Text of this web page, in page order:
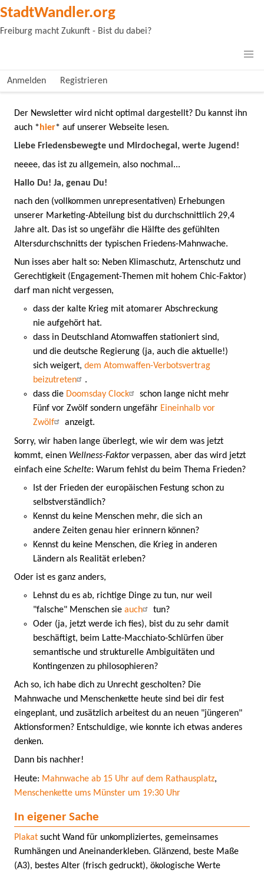
StadtWandler.org
Freiburg macht Zukunft - Bist du dabei?
Anmelden Registrieren
Der Newsletter wird nicht optimal dargestellt? Du kannst ihn
auch * hier* auf unserer Webseite lesen.
Liebe Friedensbewegte und Mirdochegal, werte Jugend!
neeee, das ist zu allgemein, also nochmal...
Hallo Du! Ja, genau Du!
nach den (vollkommen unrepresentativen) Erhebungen
unserer Marketing-Abteilung bist du durchschnittlich 29,4
Jahre alt. Das ist so ungefähr die Hälfte des gefühlten
Altersdurchschnitts der typischen Friedens-Mahnwache.
Nun isses aber halt so: Neben Klimaschutz, Artenschutz und
Gerechtigkeit (Engagement-Themen mit hohem Chic-Faktor)
darf man nicht vergessen,
dass der kalte Krieg mit atomarer Abschreckung
nie aufgehört hat.
dass in Deutschland Atomwaffen stationiert sind,
und die deutsche Regierung (ja, auch die aktuelle!)
sich weigert, dem Atomwaffen-Verbotsvertrag
beizutreten
.
dass die Doomsday Clock
schon lange nicht mehr
Fünf vor Zwölf sondern ungefähr Eineinhalb vor
Zwölf
anzeigt.
Sorry, wir haben lange überlegt, wie wir dem was jetzt
kommt, einen Wellness-Faktorverpassen, aber das wird jetzt
einfach eine Schelte: Warum fehlst du beim Thema Frieden?
Ist der Frieden der europäischen Festung schon zu
selbstverständlich?
Kennst du keine Menschen mehr, die sich an
andere Zeiten genau hier erinnern können?
Kennst du keine Menschen, die Krieg in anderen
Ländern als Realität erleben?
Oder ist es ganz anders,
Lehnst du es ab, richtige Dinge zu tun, nur weil
"falsche" Menschen sie auch
tun?
Oder (ja, jetzt werde ich fies), bist du zu sehr damit
beschäftigt, beim Latte-Macchiato-Schlürfen über
semantische und strukturelle Ambiguitäten und
Kontingenzen zu philosophieren?
Ach so, ich habe dich zu Unrecht gescholten? Die
Mahnwache und Menschenkette heute sind bei dir fest
eingeplant, und zusätzlich arbeitest du an neuen "jüngeren"
Aktionsformen? Entschuldige, wie konnte ich etwas anderes
denken.
Dann bis nachher!
Heute: Mahnwache ab 15 Uhr auf dem Rathausplatz,
Menschenkette ums Münster um 19:30 Uhr
In eigener Sache
Plakat sucht Wand für unkompliziertes, gemeinsames
Rumhängen und Aneinanderkleben. Glänzend, beste Maße
(A3), bestes Alter (frisch gedruckt), ökologische Werte